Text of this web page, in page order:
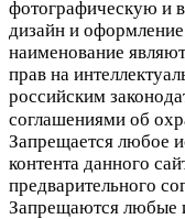
фотографическую и
дизайн и
наименование
прав на
российским
соглашениями об
Запрещается любое
контента данного
предварительного
Запрещаются любые